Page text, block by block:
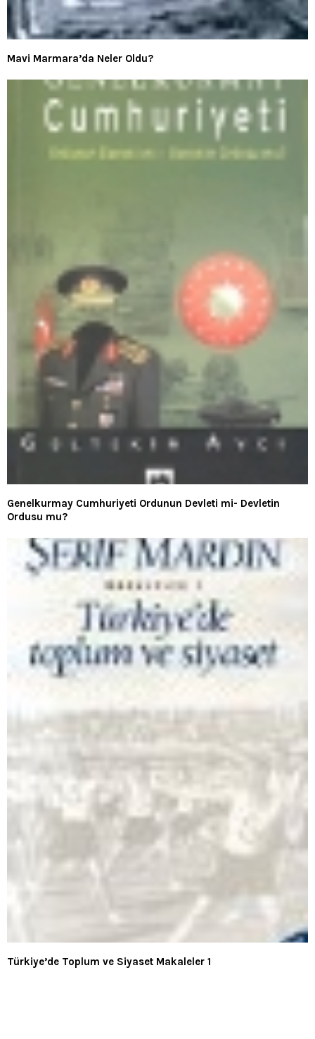
Mavi Marmara’da Neler Oldu?
Genelkurmay Cumhuriyeti Ordunun Devleti mi- Devletin
Ordusu mu?
Türkiye’de Toplum ve Siyaset Makaleler 1